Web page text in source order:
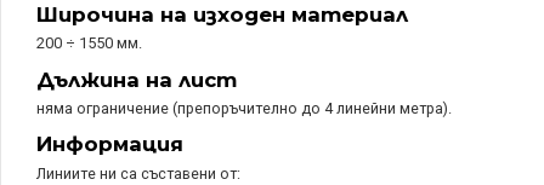
Широчина на изходен материал
200 ÷ 1550 мм.
Дължина на лист
няма ограничение (препоръчително до 4 линейни метра).
Информация
Линиите ни са съставени от: